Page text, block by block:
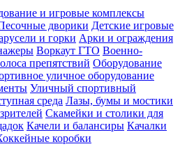
и игровые комплексы
дворики Детские игровые
и горки Арки и ограждения
Воркаут ГТО Военно-
препятствий Оборудование
уличное оборудование
Уличный спортивный
среда Лазы, бумы и мостики
Скамейки и столики для
Качели и балансиры Качалки
коробки